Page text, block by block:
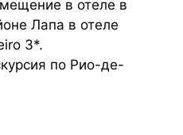
в отеле в
Лапа в отеле
3*.
по Рио-де-